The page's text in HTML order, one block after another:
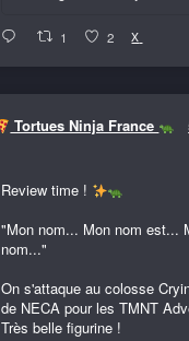
1 2 X
Tortues Ninja France
Review time !
"Mon nom... Mon nom est...
nom..."
On s'attaque au colosse
de NECA pour les TMNT
Très belle figurine !